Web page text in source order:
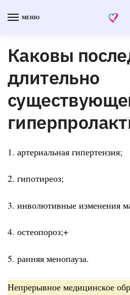
МЕНЮ
Каковы
длительно
1. артериальная гипертензия;
2. гипотиреоз;
3. инволютивные изменения
4. остеопороз;+
5. ранняя менопауза.
Непрерывное медицинское